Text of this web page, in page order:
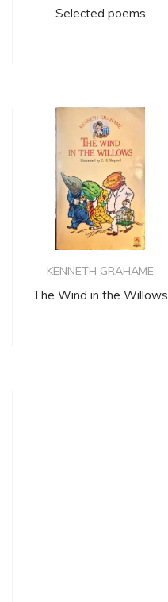
Selected poems
KENNETH GRAHAME
The Wind in the Willows